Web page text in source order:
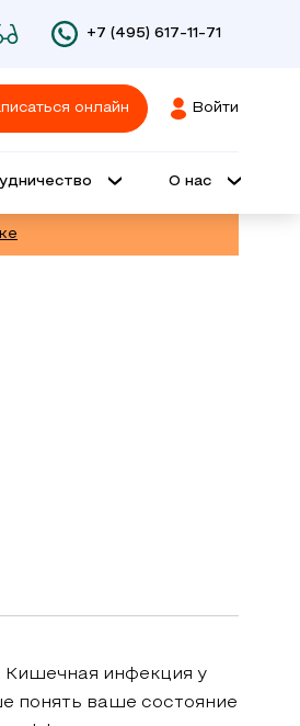
+7 (495) 617-11-71
онлайн Войти
О нас
. Кишечная инфекция у
понять ваше состояние